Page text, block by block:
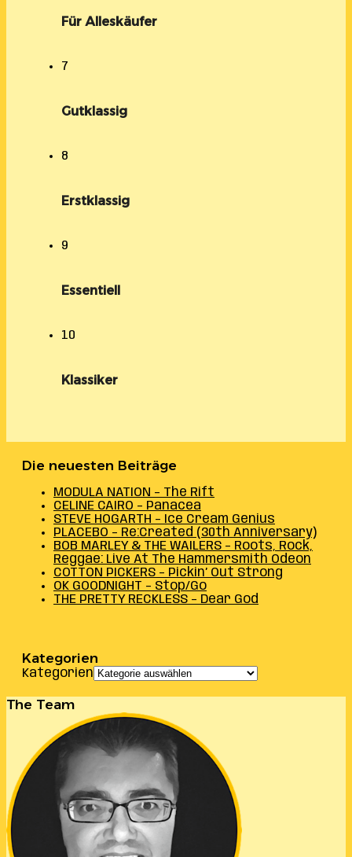
Für Alleskäufer
7
Gutklassig
8
Erstklassig
9
Essentiell
10
Klassiker
Die neuesten Beiträge
MODULA NATION – The Rift
CELINE CAIRO – Panacea
STEVE HOGARTH – Ice Cream Genius
PLACEBO – Re:Created (30th Anniversary)
BOB MARLEY & THE WAILERS – Roots, Rock,
Reggae: Live At The Hammersmith Odeon
COTTON PICKERS – Pickin’ Out Strong
OK GOODNIGHT – Stop/Go
THE PRETTY RECKLESS – Dear God
Kategorien
Kategorien
The Team